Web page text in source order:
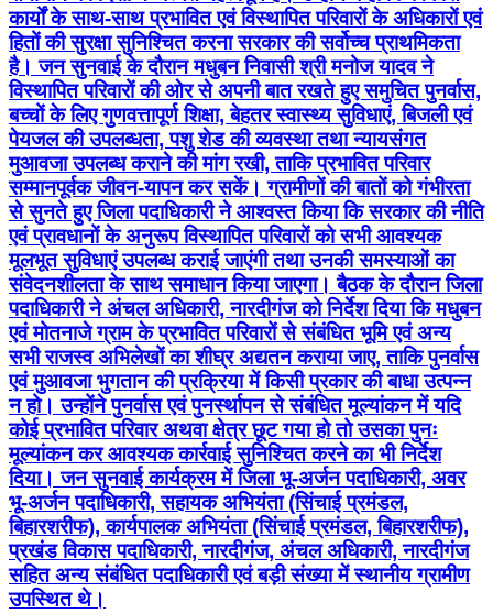
कार्यों के साथ-साथ प्रभावित एवं विस्थापित परिवारों के अधिकारों एवं
हितों की सुरक्षा सुनिश्चित करना सरकार की सर्वोच्च प्राथमिकता
है। जन सुनवाई के दौरान मधुबन निवासी श्री मनोज यादव ने
विस्थापित परिवारों की ओर से अपनी बात रखते हुए समुचित पुनर्वास,
बच्चों के लिए गुणवत्तापूर्ण शिक्षा, बेहतर स्वास्थ्य सुविधाएं, बिजली एवं
पेयजल की उपलब्धता, पशु शेड की व्यवस्था तथा न्यायसंगत
मुआवजा उपलब्ध कराने की मांग रखी, ताकि प्रभावित परिवार
सम्मानपूर्वक जीवन-यापन कर सकें। ग्रामीणों की बातों को गंभीरता
से सुनते हुए जिला पदाधिकारी ने आश्वस्त किया कि सरकार की नीति
एवं प्रावधानों के अनुरूप विस्थापित परिवारों को सभी आवश्यक
मूलभूत सुविधाएं उपलब्ध कराई जाएंगी तथा उनकी समस्याओं का
संवेदनशीलता के साथ समाधान किया जाएगा। बैठक के दौरान जिला
पदाधिकारी ने अंचल अधिकारी, नारदीगंज को निर्देश दिया कि मधुबन
एवं मोतनाजे ग्राम के प्रभावित परिवारों से संबंधित भूमि एवं अन्य
सभी राजस्व अभिलेखों का शीघ्र अद्यतन कराया जाए, ताकि पुनर्वास
एवं मुआवजा भुगतान की प्रक्रिया में किसी प्रकार की बाधा उत्पन्न
न हो। उन्होंने पुनर्वास एवं पुनर्स्थापन से संबंधित मूल्यांकन में यदि
कोई प्रभावित परिवार अथवा क्षेत्र छूट गया हो तो उसका पुनः
मूल्यांकन कर आवश्यक कार्रवाई सुनिश्चित करने का भी निर्देश
दिया। जन सुनवाई कार्यक्रम में जिला भू-अर्जन पदाधिकारी, अवर
भू-अर्जन पदाधिकारी, सहायक अभियंता (सिंचाई प्रमंडल,
बिहारशरीफ), कार्यपालक अभियंता (सिंचाई प्रमंडल, बिहारशरीफ),
प्रखंड विकास पदाधिकारी, नारदीगंज, अंचल अधिकारी, नारदीगंज
सहित अन्य संबंधित पदाधिकारी एवं बड़ी संख्या में स्थानीय ग्रामीण
उपस्थित थे।